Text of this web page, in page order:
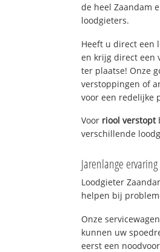
de heel Zaandam
loodgieters.
Heeft u direct een
en krijg direct een
ter plaatse! Onze
verstoppingen of
voor een redelijke
Voor riool verstopt
verschillende
Jarenlange ervaring
Loodgieter
helpen bij
Onze
kunnen uw
eerst een